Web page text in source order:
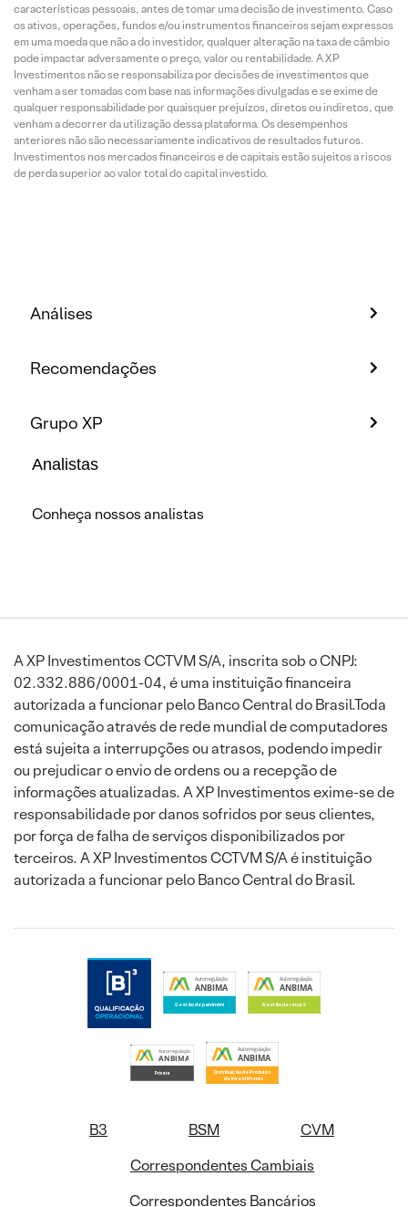
características pessoais, antes de tomar uma decisão de investimento. Caso
os ativos, operações, fundos e/ou instrumentos financeiros sejam expressos
em uma moeda que não a do investidor, qualquer alteração na taxa de câmbio
pode impactar adversamente o preço, valor ou rentabilidade. A XP
Investimentos não se responsabiliza por decisões de investimentos que
venham a ser tomadas com base nas informações divulgadas e se exime de
qualquer responsabilidade por quaisquer prejuízos, diretos ou indiretos, que
venham a decorrer da utilização dessa plataforma. Os desempenhos
anteriores não são necessariamente indicativos de resultados futuros.
Investimentos nos mercados financeiros e de capitais estão sujeitos a riscos
de perda superior ao valor total do capital investido.
Análises
Recomendações
Grupo XP
Analistas
Conheça nossos analistas
A XP Investimentos CCTVM S/A, inscrita sob o CNPJ:
02.332.886/0001-04, é uma instituição financeira
autorizada a funcionar pelo Banco Central do Brasil.Toda
comunicação através de rede mundial de computadores
está sujeita a interrupções ou atrasos, podendo impedir
ou prejudicar o envio de ordens ou a recepção de
informações atualizadas. A XP Investimentos exime-se de
responsabilidade por danos sofridos por seus clientes,
por força de falha de serviços disponibilizados por
terceiros. A XP Investimentos CCTVM S/A é instituição
autorizada a funcionar pelo Banco Central do Brasil.
B3 BSM
CVM
Correspondentes Cambiais
Correspondentes Bancários